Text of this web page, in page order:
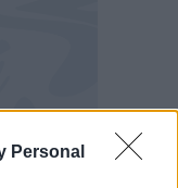
Personal
di domani,